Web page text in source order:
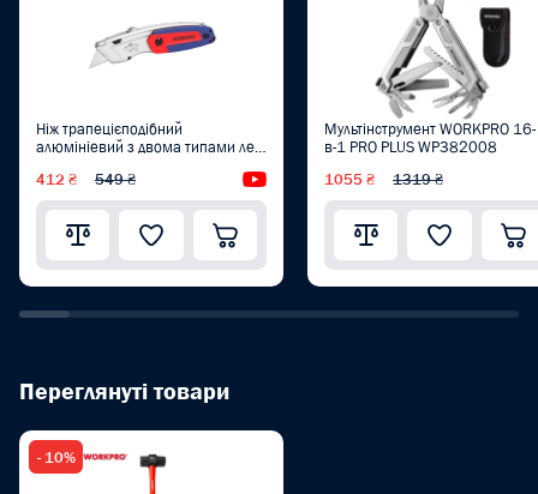
Ніж трапецієподібний
алюмініевий з двома типами лез
412 ₴ 549 ₴ Відеоогляд
Мультінструмент WORKPRO 16-
в-1 PRO PLUS WP382008
1055 ₴ 1319 ₴
Переглянуті товари
- 10%